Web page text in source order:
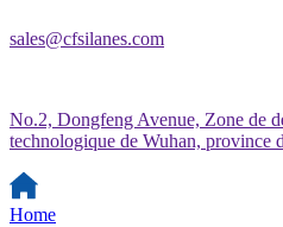
sales@cfsilanes.com
No.2, Dongfeng Avenue, Zone de
technologique de Wuhan, province
Home